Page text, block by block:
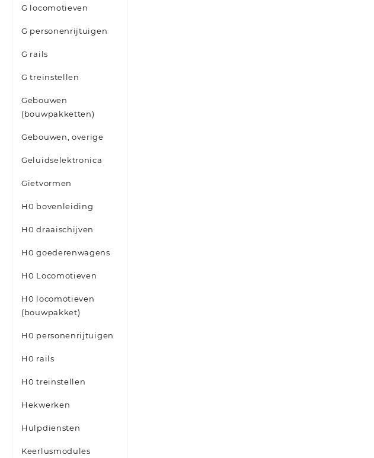
G locomotieven
G personenrijtuigen
G rails
G treinstellen
Gebouwen
(bouwpakketten)
Gebouwen, overige
Geluidselektronica
Gietvormen
H0 bovenleiding
H0 draaischijven
H0 goederenwagens
H0 Locomotieven
H0 locomotieven
(bouwpakket)
H0 personenrijtuigen
H0 rails
H0 treinstellen
Hekwerken
Hulpdiensten
Keerlusmodules